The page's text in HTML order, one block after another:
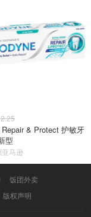
& Protect 护敏牙
型
马逊
饭团外卖
版权声明